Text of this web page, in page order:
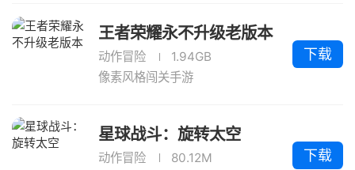
王者荣耀永不升级老版本
动作冒险
1.94GB
像素风格闯关手游
下载
星球战斗：旋转太空
动作冒险
80.12M
下载